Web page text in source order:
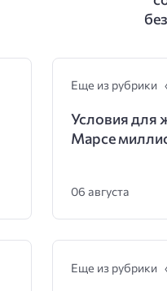
Еще из рубрики
Условия для
Марсе
06 августа
Еще из рубрики